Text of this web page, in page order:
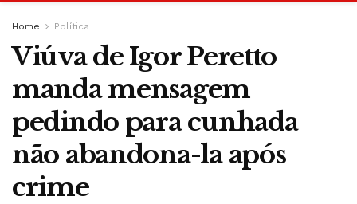
Home Política
Viúva de Igor Peretto
manda mensagem
pedindo para cunhada
não abandona-la após
crime